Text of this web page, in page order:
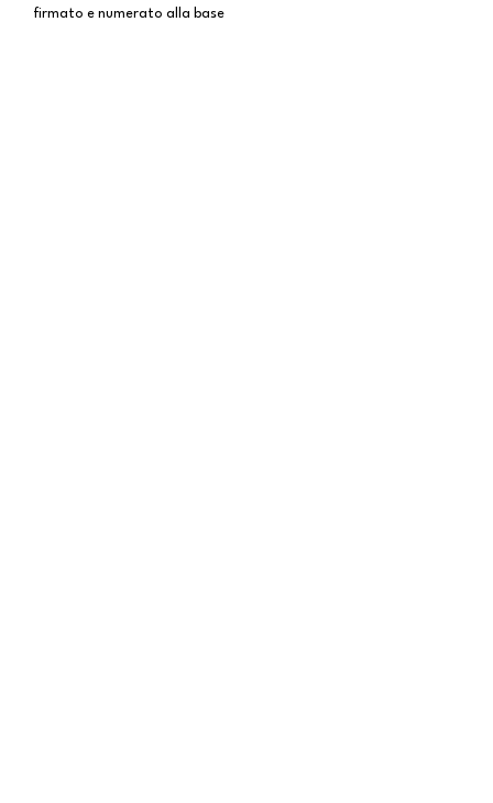
firmato e numerato alla base